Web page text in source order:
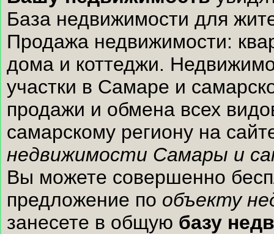
База недвижимости для
Продажа недвижимости:
дома и коттеджи.
участки в Самаре и
продажи и обмена всех
самарскому региону на
недвижимости Самары и
Вы можете совершенно
предложение по объекту
занесете в общую базу